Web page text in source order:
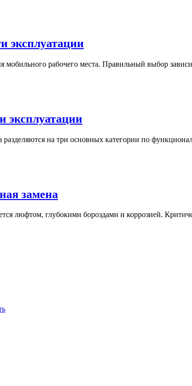
эксплуатации
мобильного рабочего места. Правильный выбор
эксплуатации
на три основных категории по
замена
люфтом, глубокими бороздами и коррозией.